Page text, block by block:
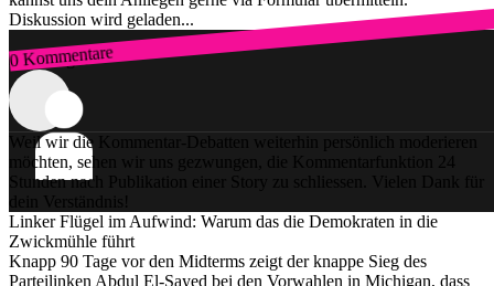
Diskussion wird geladen...
0 Kommentare
Zum Login
Weil wir die Kommentar-Debatten weiterhin persönlich moderieren
möchten, sehen wir uns gezwungen, die Kommentarfunktion 24
Stunden nach Publikation einer Story zu schliessen. Vielen Dank für
dein Verständnis!
Linker Flügel im Aufwind: Warum das die Demokraten in die
Zwickmühle führt
Knapp 90 Tage vor den Midterms zeigt der knappe Sieg des
Parteilinken Abdul El-Sayed bei den Vorwahlen in Michigan, dass